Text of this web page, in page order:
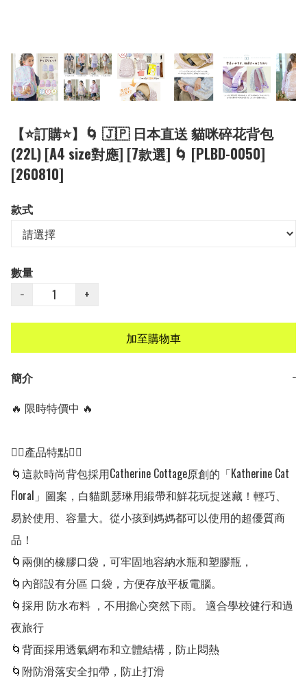
【⭐訂購⭐】🌀 🇯🇵 日本直送 貓咪碎花背包
(22L) [A4 size對應] [7款選] 🌀 [PLBD-0050]
[260810]
款式
數量
−
+
加至購物車
簡介
−
🔥 限時特價中 🔥
👍🏻產品特點👍🏻
🌀這款時尚背包採用Catherine Cottage原創的「Katherine Cat
Floral」圖案，白貓凱瑟琳用緞帶和鮮花玩捉迷藏！輕巧、
易於使用、容量大。從小孩到媽媽都可以使用的超優質商
品！
🌀兩側的橡膠口袋，可牢固地容納水瓶和塑膠瓶，
🌀內部設有分區 口袋，方便存放平板電腦。
🌀採用 防水布料 ，不用擔心突然下雨。 適合學校健行和過
夜旅行
🌀背面採用透氣網布和立體結構，防止悶熱
🌀附防滑落安全扣帶，防止打滑